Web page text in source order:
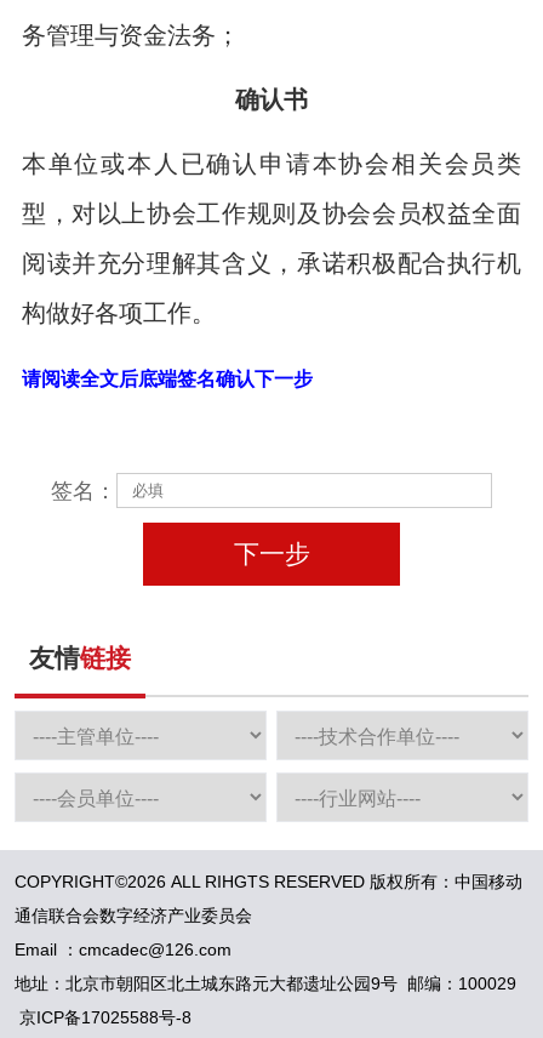
务管理与资金法务；
确认书
本单位或本人已确认申请本协会相关会员类
型，对以上协会工作规则及协会会员权益全面
阅读并充分理解其含义，承诺积极配合执行机
构做好各项工作。
请阅读全文后底端签名确认下一步
签名：
下一步
友情链接
COPYRIGHT©2026 ALL RIHGTS RESERVED 版权所有：中国移动
通信联合会数字经济产业委员会
Email ：cmcadec@126.com
地址：北京市朝阳区北土城东路元大都遗址公园9号 邮编：100029
京ICP备17025588号-8